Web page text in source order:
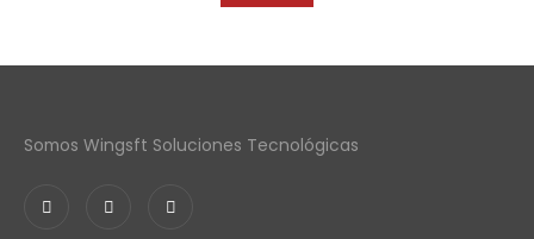
Somos Wingsft Soluciones Tecnológicas